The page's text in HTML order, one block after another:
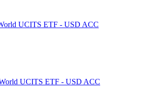
UCITS ETF - USD ACC
UCITS ETF - USD ACC